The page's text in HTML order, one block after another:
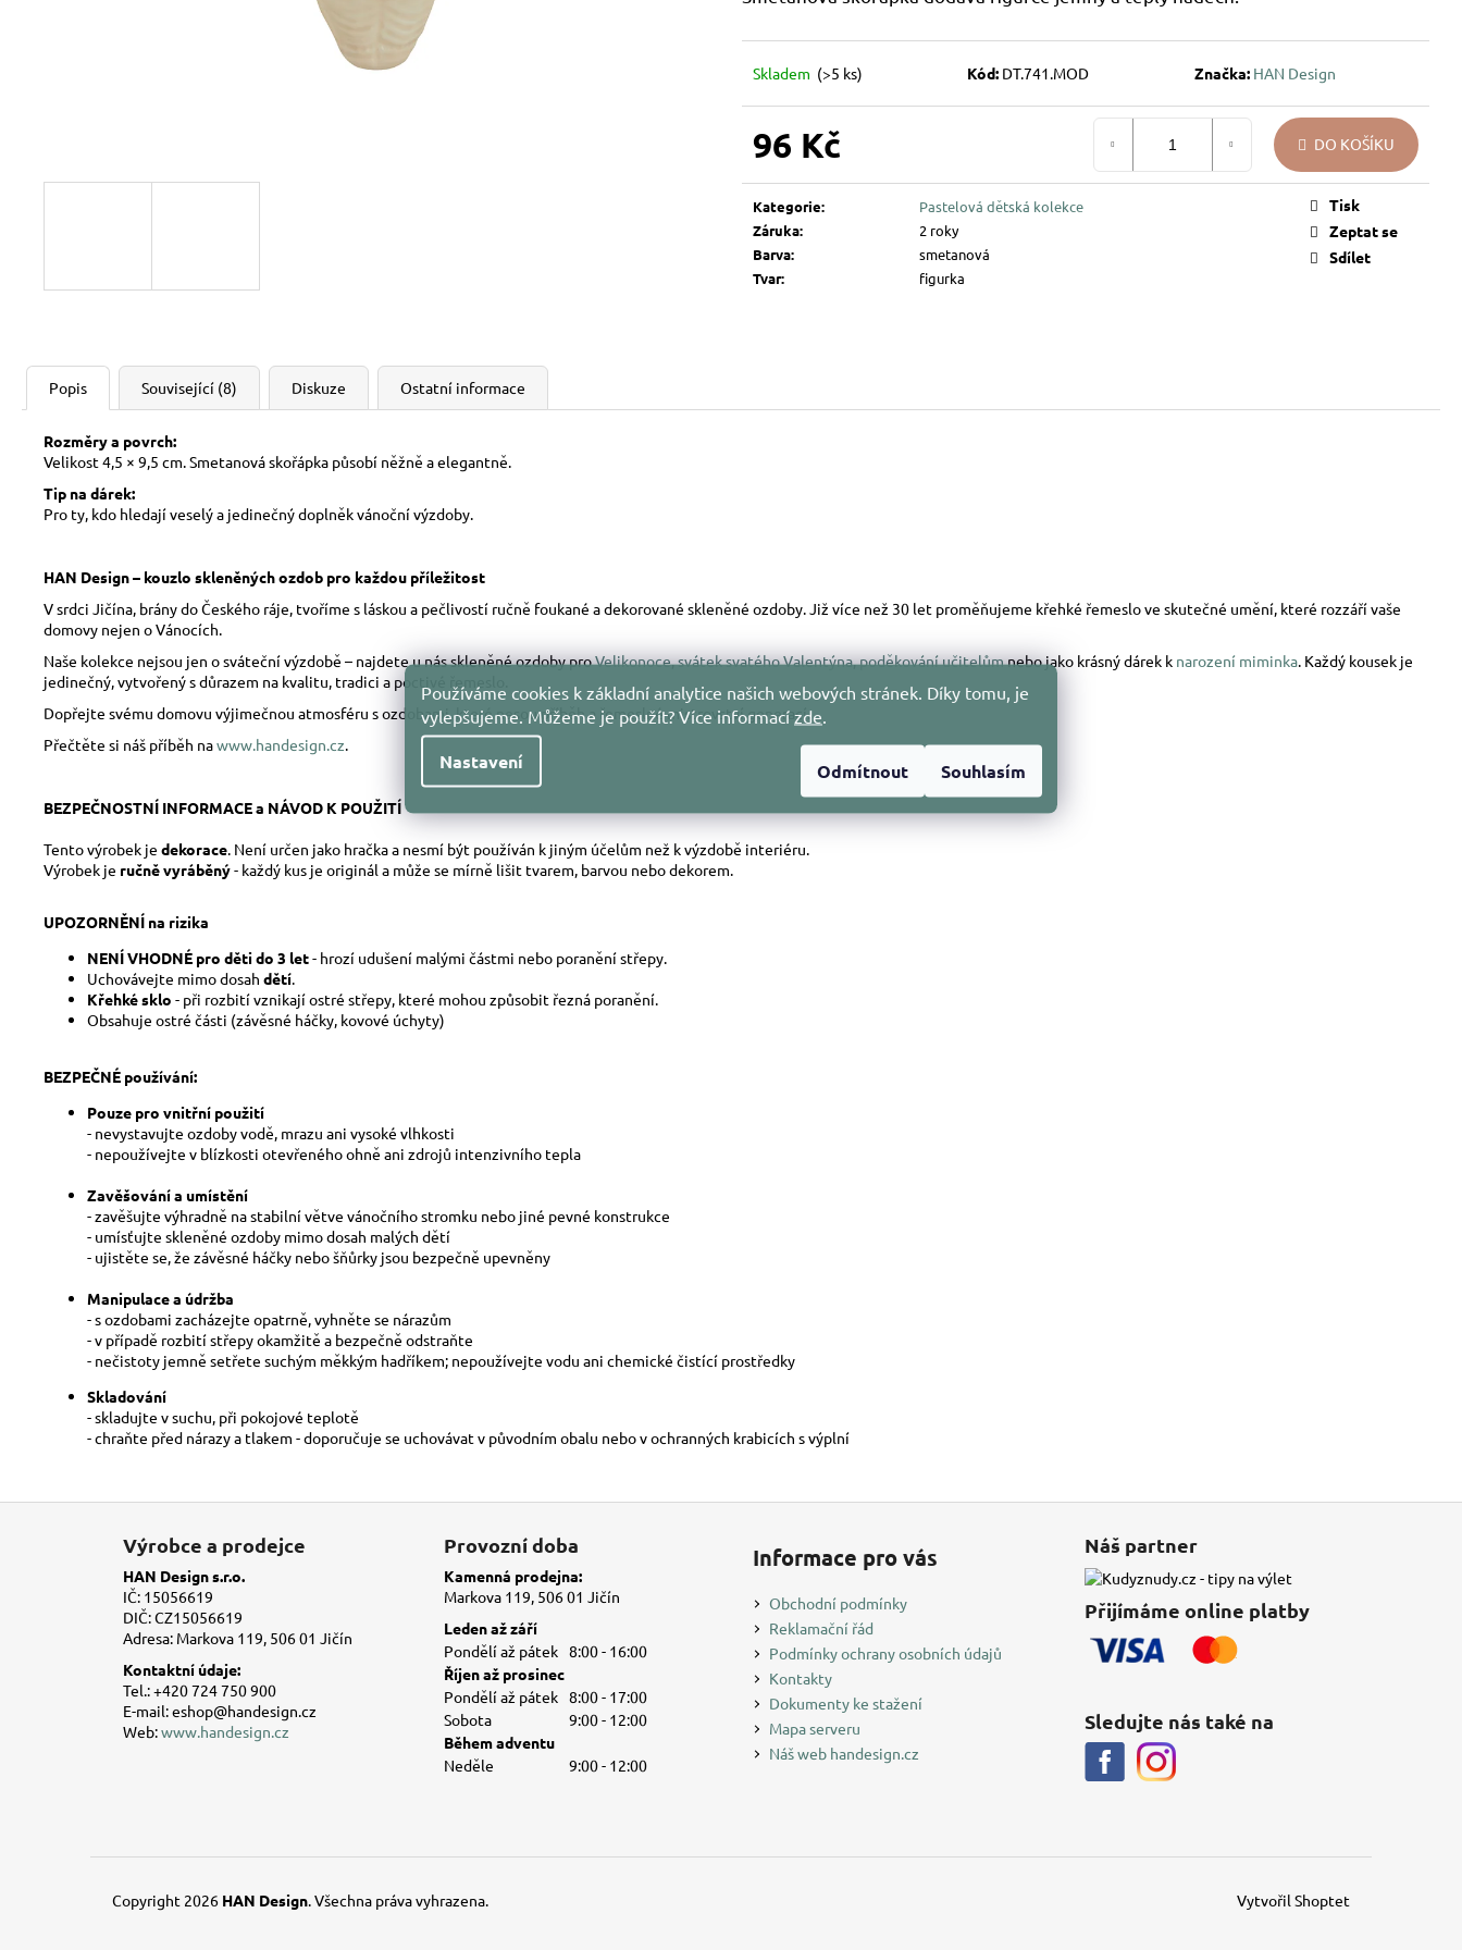
Používáme cookies k základní analytice našich webových stránek. Díky tomu, je
vylepšujeme. Můžeme je použít? Více informací zde
Nastavení Odmítnout Souhlasím
Skladem (>5 ks) Kód: DT.741.MOD Značka: HAN Design
96 Kč DO KOŠÍKU
Kategorie:
Pastelová dětská kolekce
Záruka:
2 roky
Barva:
smetanová
Tvar: figurka
Tisk
Zeptat se
Sdílet
Popis Související (8) Diskuze Ostatní informace
Rozměry a povrch:
Velikost 4,5 × 9,5 cm. Smetanová skořápka působí něžně a elegantně.
Tip na dárek:
Pro ty, kdo hledají veselý a jedinečný doplněk vánoční výzdoby.
HAN Design – kouzlo skleněných ozdob pro každou příležitost
V srdci Jičína, brány do Českého ráje, tvoříme s láskou a pečlivostí ručně foukané a dekorované skleněné ozdoby. Již více než 30 let proměňujeme křehké řemeslo ve skutečné umění, které rozzáří vaše
domovy nejen o Vánocích.
Naše kolekce nejsou jen o sváteční výzdobě – najdete u nás skleněné ozdoby proVelikonoce,svátek svatého Valentýna,poděkování učitelůmnebo jako krásný dárek k narození miminka. Každý kousek je
jedinečný, vytvořený s důrazem na kvalitu, tradici a poctivé řemeslo.
Dopřejte svému domovu výjimečnou atmosféru s ozdobami, které nesou příběh a řemeslné mistrovství generací.
Přečtěte si náš příběh nawww.handesign.cz.
BEZPEČNOSTNÍ INFORMACE a NÁVOD K POUŽITÍ
Tento výrobek je dekorace. Není určen jako hračka a nesmí být používán k jiným účelům než k výzdobě interiéru.
Výrobek je ručně vyráběný- každý kus je originál a může se mírně lišit tvarem, barvou nebo dekorem.
UPOZORNĚNÍ na rizika
NENÍ VHODNÉ pro děti do 3 let- hrozí udušení malými částmi nebo poranění střepy.
Uchovávejte mimo dosah dětí.
Křehké sklo - při rozbití vznikají ostré střepy, které mohou způsobit řezná poranění.
Obsahuje ostré části (závěsné háčky, kovové úchyty)
BEZPEČNÉ používání:
Pouze pro vnitřní použití
- nevystavujte ozdoby vodě, mrazu ani vysoké vlhkosti
- nepoužívejte v blízkosti otevřeného ohně ani zdrojů intenzivního tepla
Zavěšování a umístění
- zavěšujte výhradně na stabilní větve vánočního stromku nebo jiné pevné konstrukce
- umísťujte skleněné ozdoby mimo dosah malých dětí
- ujistěte se, že závěsné háčky nebo šňůrky jsou bezpečně upevněny
Manipulace a údržba
- s ozdobami zacházejte opatrně, vyhněte se nárazům
- v případě rozbití střepy okamžitě a bezpečně odstraňte
- nečistoty jemně setřete suchým měkkým hadříkem; nepoužívejte vodu ani chemické čistící prostředky
Skladování
- skladujte v suchu, při pokojové teplotě
- chraňte před nárazy a tlakem - doporučuje se uchovávat v původním obalu nebo v ochranných krabicích s výplní
144 Kč
Výrobce a prodejce
HAN Design s.r.o.
IČ: 15056619
DIČ: CZ15056619
Adresa: Markova 119, 506 01 Jičín
Kontaktní údaje:
Tel.: +420 724 750 900
E-mail: eshop@handesign.cz
Web:www.handesign.cz
Provozní doba
Kamenná prodejna:
Markova 119, 506 01 Jičín
Leden až září
Pondělí až pátek 8:00 - 16:00
Říjen až prosinec
Pondělí až pátek 8:00 - 17:00
Sobota
9:00 - 12:00
Během adventu
Neděle
9:00 - 12:00
Informace pro vás
Obchodní podmínky
Reklamační řád
Podmínky ochrany osobních údajů
Kontakty
Dokumenty ke stažení
Mapa serveru
Náš web handesign.cz
Náš partner
Přijímáme online platby
Sledujte nás také na
Vytvořil Shoptet
Copyright 2026 HAN Design. Všechna práva vyhrazena.